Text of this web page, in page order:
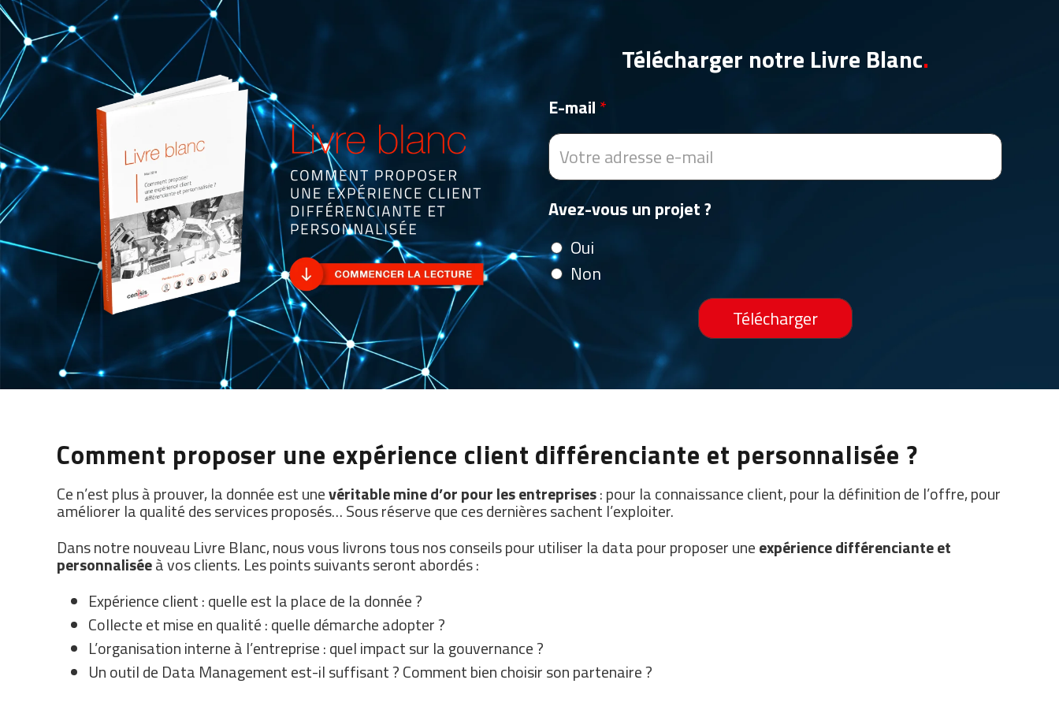
Télécharger notre Livre Blanc.
E-mail *
Avez-vous un projet ?
Oui
Non
Télécharger
Comment proposer une expérience client différenciante et personnalisée ?
Ce n’est plus à prouver, la donnée est unevéritable mine d’or pour les entreprises: pour la connaissance client, pour la définition de l’offre, pour
améliorer la qualité des services proposés… Sous réserve que ces dernières sachent l’exploiter.
Dans notre nouveau Livre Blanc, nous vous livrons tous nos conseils pour utiliser la data pour proposer uneexpérience différenciante et
personnaliséeà vos clients. Les points suivants seront abordés :
Expérience client : quelle est la place de la donnée ?
Collecte et mise en qualité : quelle démarche adopter ?
L’organisation interne à l’entreprise : quel impact sur la gouvernance ?
Un outil de Data Management est-il suffisant ? Comment bien choisir son partenaire ?